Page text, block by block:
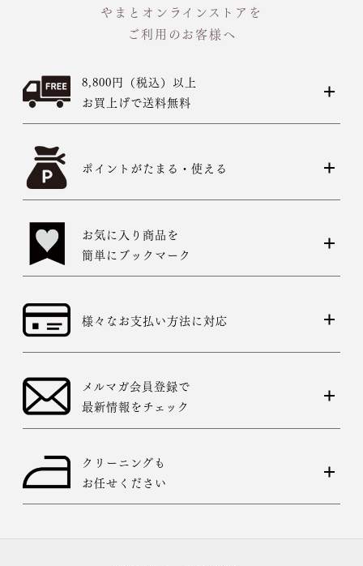
やまとオンラインストアを
ご利用のお客様へ
8,800円（税込）以上
お買上げで送料無料
ポイントがたまる・使える
お気に入り商品を
簡単にブックマーク
様々なお支払い方法に対応
メルマガ会員登録で
最新情報をチェック
クリーニングも
お任せください